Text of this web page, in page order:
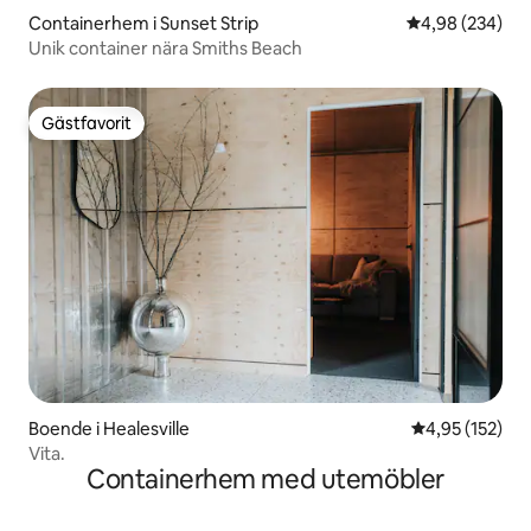
Containerhem i Sunset Strip 4,98 av 5 i
4,98 (234)
Unik container nära Smiths Beach
Gästfavorit
Gästfavorit
Boende i Healesville 4,95 av 5 i
4,95 (152)
Vita.
Containerhem med utemöbler